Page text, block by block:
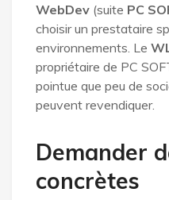
WebDev (suite PC
choisir un prestataire
environnements. Le
propriétaire de PC
pointue que peu de
peuvent revendiquer.
Demander
concrètes